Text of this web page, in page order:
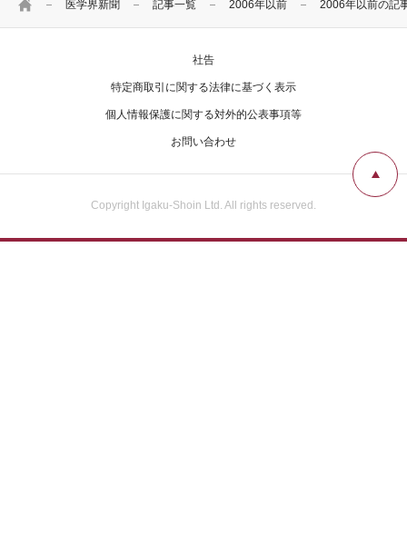
HOME 医学界新聞 記事一覧 2006年以前 2006年以前の記
社告
特定商取引に関する法律に基づく表示
個人情報保護に関する対外的公表事項等
お問い合わせ
Copyright Igaku-Shoin Ltd. All rights reserved.